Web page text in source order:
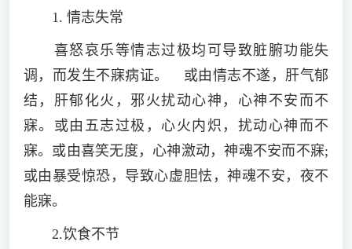
1. 情志失常
喜怒哀乐等情志过极均可导致脏腑功能失
调，而发生不寐病证。 或由情志不遂，肝气郁
结，肝郁化火，邪火扰动心神，心神不安而不
寐。或由五志过极，心火内炽，扰动心神而不
寐。或由喜笑无度，心神激动，神魂不安而不寐;
或由暴受惊恐，导致心虚胆怯，神魂不安，夜不
能寐。
2.饮食不节